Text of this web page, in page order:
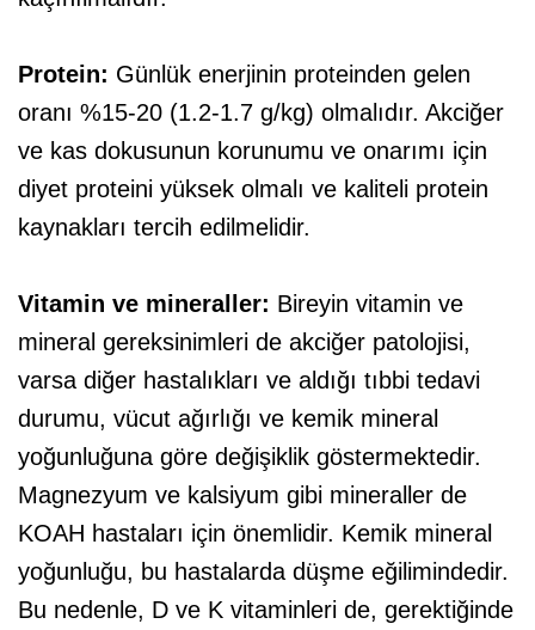
Protein: Günlük enerjinin proteinden gelen
oranı %15-20 (1.2-1.7 g/kg) olmalıdır. Akciğer
ve kas dokusunun korunumu ve onarımı için
diyet proteini yüksek olmalı ve kaliteli protein
kaynakları tercih edilmelidir.
Vitamin ve mineraller: Bireyin vitamin ve
mineral gereksinimleri de akciğer patolojisi,
varsa diğer hastalıkları ve aldığı tıbbi tedavi
durumu, vücut ağırlığı ve kemik mineral
yoğunluğuna göre değişiklik göstermektedir.
Magnezyum ve kalsiyum gibi mineraller de
KOAH hastaları için önemlidir. Kemik mineral
yoğunluğu, bu hastalarda düşme eğilimindedir.
Bu nedenle, D ve K vitaminleri de, gerektiğinde